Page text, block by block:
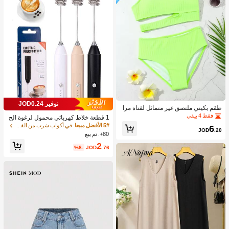
طقم بكيني ملتصق غير متماثل لفتاة مرا
هقة شاطئ صيفي
فقط 4 بيقي
JOD6.20
توفير JOD0.24
1 قطعة خلاط كهربائي محمول لرغوة الح
ليب، رغاية الحليب القابلة للشحن - شحن
USB، 3 سرعات، خلاط حليب كهربائي ص
غير، مناسب للقهوة/اللاتيه/الكابتشينو/الش
وكولاتة الساخنة/البيض
5# الأفضل مبيعا
في أكواب شرب من الفولاذ المقاوم للصدأ جهاز رغوة ال
80+. تم بيع
JOD2.76
%8-